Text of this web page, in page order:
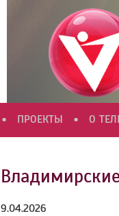
• ПРОЕКТЫ • О
9.04.2026